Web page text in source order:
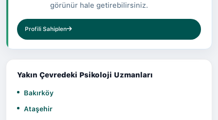
görünür hale getirebilirsiniz.
Profili Sahiplen
Yakın Çevredeki Psikoloji Uzmanları
Bakırköy
Ataşehir